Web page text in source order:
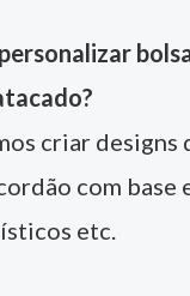
criar designs
com base
etc.